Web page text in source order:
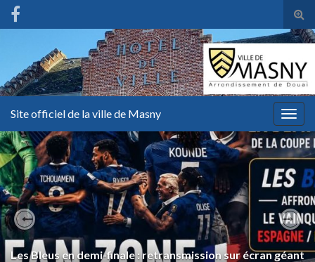
Site officiel de la ville de Masny
Les Bleus en demi-finale : retransmission sur écran géant
Previous